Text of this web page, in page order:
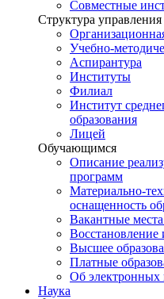
Совместные
Структура управления
Учебно-
Аспирантура
Институты
Филиал
Институт
образования
Лицей
Обучающимся
Описание
программ
Материально-
оснащенность
Вакантные
Восстановление
Высшее
Платные
Об электронных
Наука